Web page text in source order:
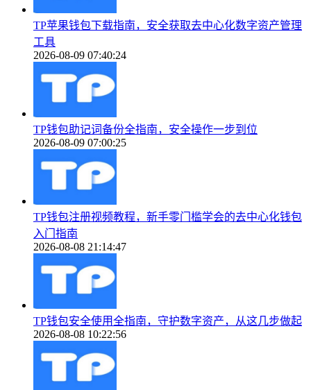
TP苹果钱包下载指南，安全获取去中心化数字资产管理
工具
2026-08-09 07:40:24
TP钱包助记词备份全指南，安全操作一步到位
2026-08-09 07:00:25
TP钱包注册视频教程，新手零门槛学会的去中心化钱包
入门指南
2026-08-08 21:14:47
TP钱包安全使用全指南，守护数字资产，从这几步做起
2026-08-08 10:22:56